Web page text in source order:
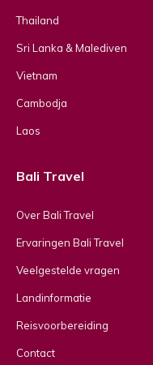
Thailand
Sri Lanka & Malediven
Vietnam
Cambodja
Laos
Bali Travel
Over Bali Travel
Ervaringen Bali Travel
Veelgestelde vragen
Landinformatie
Reisvoorbereiding
Contact